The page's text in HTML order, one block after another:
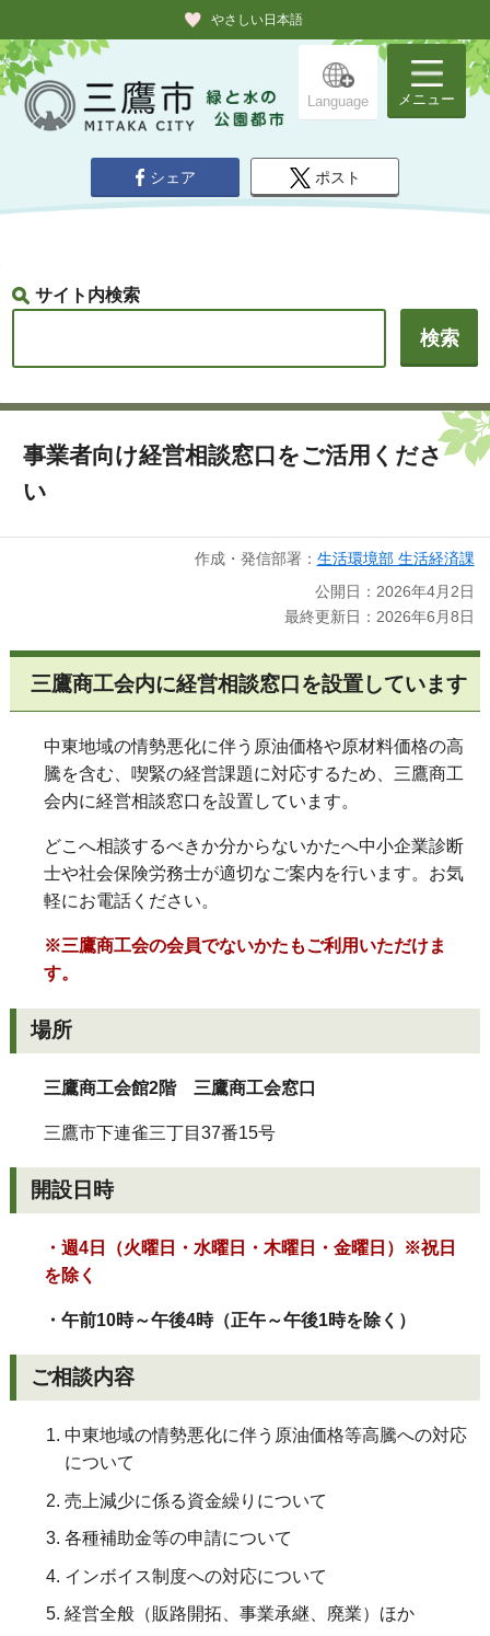
やさしい日本語
Language メニュー
シェア ポスト
サイト内検索
事業者向け経営相談窓口をご活用くださ
い
作成・発信部署： 生活環境部 生活経済課
公開日：2026年4月2日
最終更新日：2026年6月8日
三鷹商工会内に経営相談窓口を設置しています
中東地域の情勢悪化に伴う原油価格や原材料価格の高
騰を含む、 喫緊の経営課題に対応するため、三鷹商工
会内に経営相談窓口を設置しています。
どこへ相談するべきか分からないかたへ中小企業診断
士や社会保険労務士が適切なご案内を行います。お気
軽にお電話ください。
※三鷹商工会の会員でないかたもご利用いただけま
す。
場所
三鷹商工会館2階 三鷹商工会窓口
三鷹市下連雀三丁目37番15号
開設日時
・週4日（火曜日・水曜日・木曜日・金曜日）
※祝日
を除く
・午前10時～午後4時（正午～午後1時を除く）
ご相談内容
中東地域の情勢悪化に伴う原油価格等高騰への対応
について
売上減少に係る資金繰りについて
各種補助金等の申請について
インボイス制度への対応について
経営全般（販路開拓、事業承継、廃業）ほか